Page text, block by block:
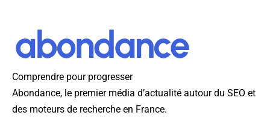
Comprendre pour progresser
Abondance, le premier média d’actualité autour du SEO et
des moteurs de recherche en France.